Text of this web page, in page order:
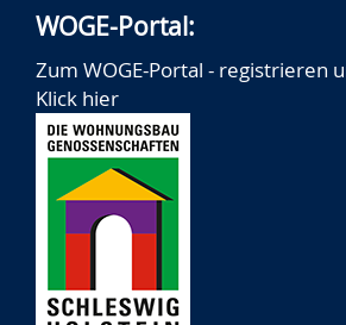
WOGE-Portal:
Zum WOGE-Portal - registrieren
Klick hier